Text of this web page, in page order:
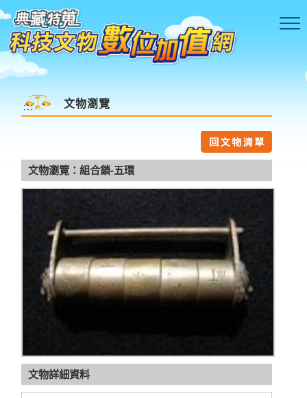
跳到主要內容區塊
::: 文物瀏覽
文物瀏覽：組合鎖-五環
文物詳細資料